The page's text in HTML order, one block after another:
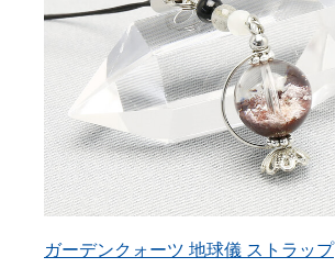
ガーデンクォーツ 地球儀 ストラップ